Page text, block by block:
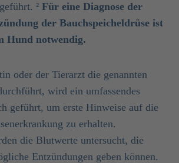
² Für eine Diagnose der
der Bauchspeicheldrüse ist
Hund notwendig.
oder der Tierarzt die genannten
wird ein umfassendes
geführt, um erste Hinweise auf die
zu erhalten.
die Blutwerte untersucht, die
Entzündungen geben können.